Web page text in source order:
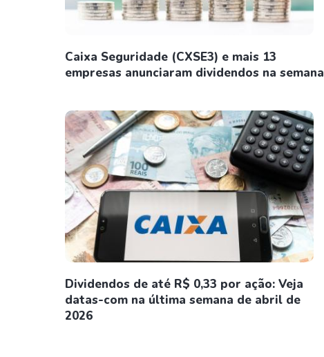
Caixa Seguridade (CXSE3) e mais 13
empresas anunciaram dividendos na semana
Dividendos de até R$ 0,33 por ação: Veja
datas-com na última semana de abril de
2026